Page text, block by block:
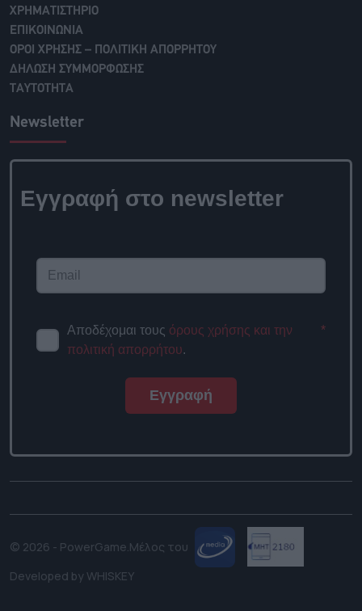
ΧΡΗΜΑΤΙΣΤΗΡΙΟ
ΕΠΙΚΟΙΝΩΝΙΑ
ΟΡΟΙ ΧΡΗΣΗΣ – ΠΟΛΙΤΙΚΗ ΑΠΟΡΡΗΤΟΥ
ΔΗΛΩΣΗ ΣΥΜΜΟΡΦΩΣΗΣ
ΤΑΥΤΟΤΗΤΑ
Newsletter
Εγγραφή στο newsletter
Αποδέχομαι τους όρους χρήσης και την
πολιτική απορρήτου.
*
Εγγραφή
© 2026 - PowerGame.Μέλος του
Developed by WHISKEY